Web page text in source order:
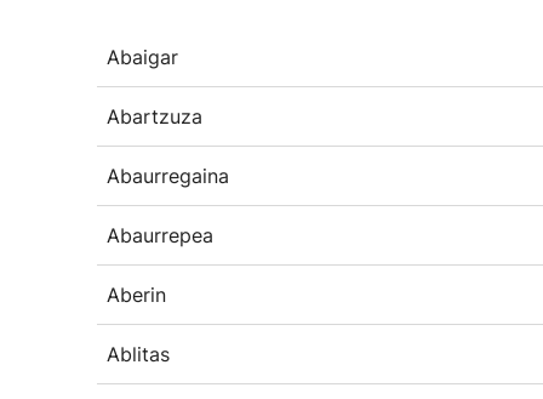
Abaigar
Abartzuza
Abaurregaina
Abaurrepea
Aberin
Ablitas